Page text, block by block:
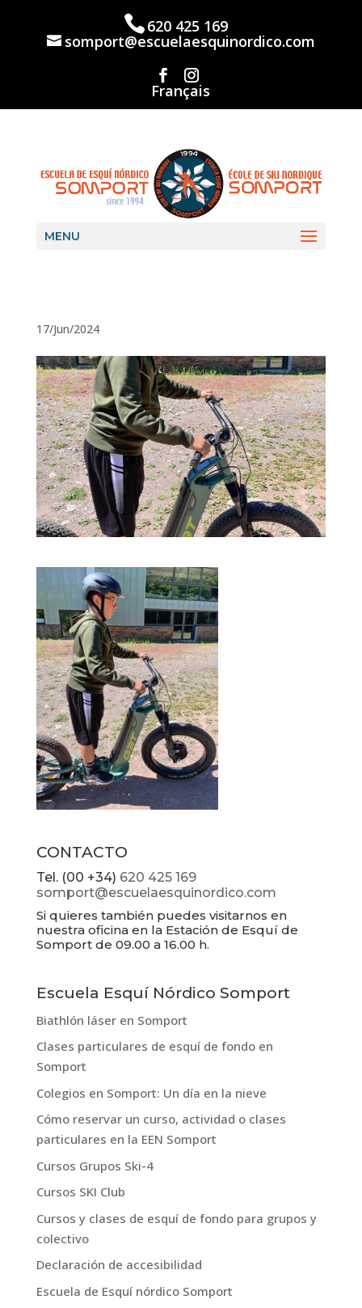
620 425 169
somport@escuelaesquinordico.com
Français
MENU
17/Jun/2024
CONTACTO
Tel. (00 +34) 620 425 169
somport@escuelaesquinordico.com
Si quieres también puedes visitarnos en
nuestra oficina en la Estación de Esquí de
Somport de 09.00 a 16.00 h.
Escuela Esquí Nórdico Somport
Biathlón láser en Somport
Clases particulares de esquí de fondo en
Somport
Colegios en Somport: Un día en la nieve
Cómo reservar un curso, actividad o clases
particulares en la EEN Somport
Cursos Grupos Ski-4
Cursos SKI Club
Cursos y clases de esquí de fondo para grupos y
colectivo
Declaración de accesibilidad
Escuela de Esquí nórdico Somport